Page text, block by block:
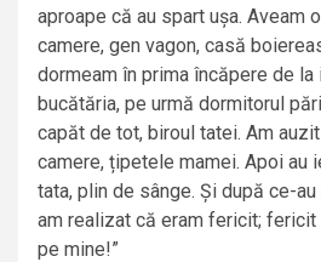
aproape că au spart ușa. Aveam
camere, gen vagon, casă
dormeam în prima încăpere de la
bucătăria, pe urmă dormitorul
capăt de tot, biroul tatei. Am
camere, țipetele mamei. Apoi au
tata, plin de sânge. Și după ce-
am realizat că eram fericit;
pe mine!”